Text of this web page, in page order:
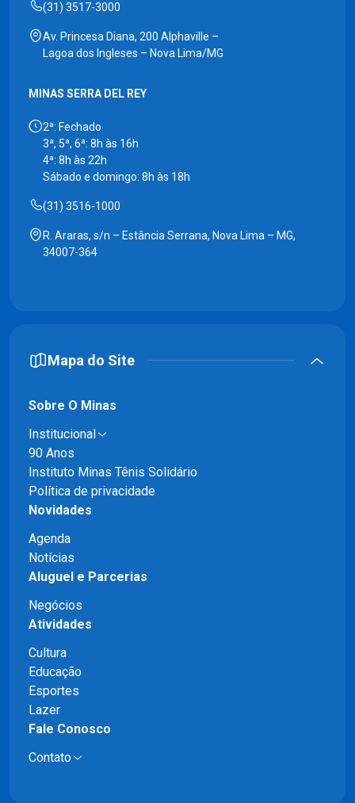
(31) 3517-3000
Av. Princesa Diana, 200 Alphaville –
Lagoa dos Ingleses – Nova Lima/MG
MINAS SERRA DEL REY
2ª: Fechado
3ª, 5ª, 6ª: 8h às 16h
4ª: 8h às 22h
Sábado e domingo: 8h às 18h
(31) 3516-1000
R. Araras, s/n – Estância Serrana, Nova Lima – MG,
34007-364
Mapa do Site
Sobre O Minas
Institucional
90 Anos
Instituto Minas Tênis Solidário
Política de privacidade
Novidades
Agenda
Notícias
Aluguel e Parcerias
Negócios
Atividades
Cultura
Educação
Esportes
Lazer
Fale Conosco
Contato